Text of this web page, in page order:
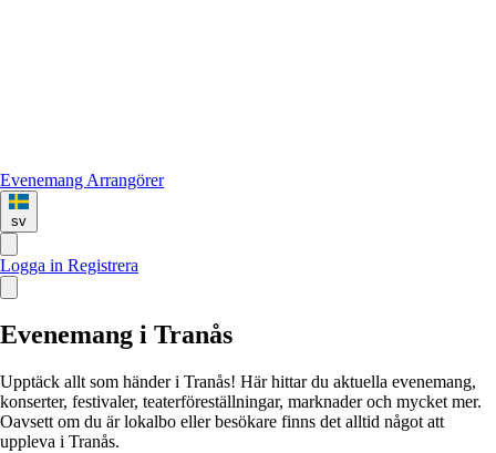
Evenemang Arrangörer
sv
Logga in Registrera
Evenemang i Tranås
Upptäck allt som händer i Tranås! Här hittar du aktuella evenemang,
konserter, festivaler, teaterföreställningar, marknader och mycket mer.
Oavsett om du är lokalbo eller besökare finns det alltid något att
uppleva i Tranås.